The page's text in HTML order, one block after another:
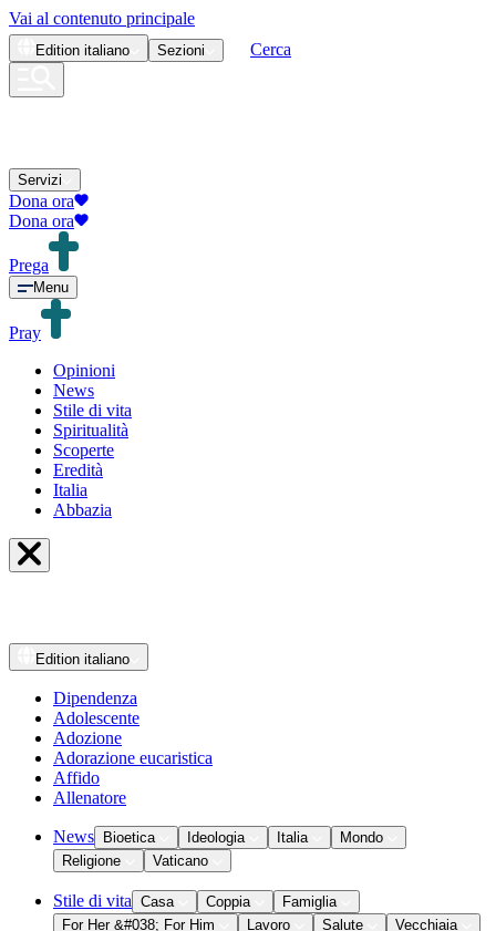
Vai al contenuto principale
Edition italiano Sezioni Cerca
Servizi
Dona ora
Dona ora
Prega
Menu
Pray
Opinioni
News
Stile di vita
Spiritualità
Scoperte
Eredità
Italia
Abbazia
Edition italiano
Dipendenza
Adolescente
Adozione
Adorazione eucaristica
Affido
Allenatore
News Bioetica Ideologia Italia
Mondo
Religione
Vaticano
Stile di vita Casa Coppia
Famiglia
For Her &#038; For Him
Lavoro Salute
Vecchiaia